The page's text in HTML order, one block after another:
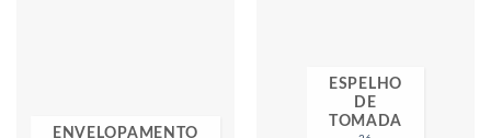
ENVELOPAMENTO
ESPELHO
DE
TOMADA